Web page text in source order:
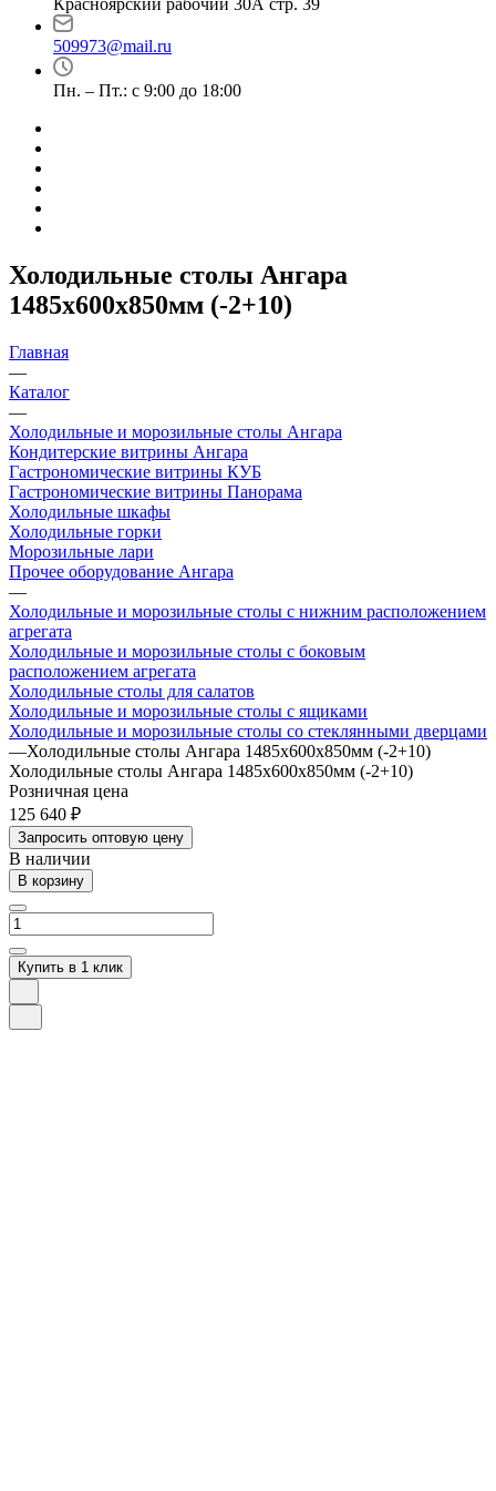
Красноярский рабочий 30А стр. 39
509973@mail.ru
Пн. – Пт.: с 9:00 до 18:00
Холодильные столы Ангара
1485х600х850мм (-2+10)
Главная
—
Каталог
—
Холодильные и морозильные столы Ангара
Кондитерские витрины Ангара
Гастрономические витрины КУБ
Гастрономические витрины Панорама
Холодильные шкафы
Холодильные горки
Морозильные лари
Прочее оборудование Ангара
—
Холодильные и морозильные столы с нижним расположением
агрегата
Холодильные и морозильные столы с боковым
расположением агрегата
Холодильные столы для салатов
Холодильные и морозильные столы с ящиками
Холодильные и морозильные столы со стеклянными дверцами
—Холодильные столы Ангара 1485х600х850мм (-2+10)
Холодильные столы Ангара 1485х600х850мм (-2+10)
Розничная цена
125 640 ₽
Запросить оптовую цену
В наличии
В корзину
Купить в 1 клик